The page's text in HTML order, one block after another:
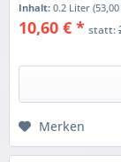
Inhalt:0.2 Liter
10,60 € * statt:
Merken